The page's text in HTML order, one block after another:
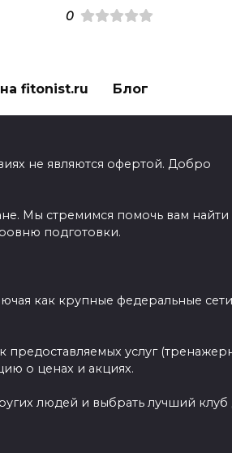
0
fitonist.ru Блог
не являются офертой. Добро
Мы стремимся помочь вам найти
подготовки.
как крупные федеральные
услуг
о ценах и акциях.
людей и выбрать лучший клуб